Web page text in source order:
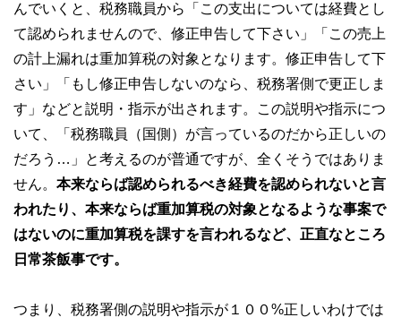
んでいくと、税務職員から「この支出については経費とし
て認められませんので、修正申告して下さい」「この売上
の計上漏れは重加算税の対象となります。修正申告して下
さい」「もし修正申告しないのなら、税務署側で更正しま
す」などと説明・指示が出されます。この説明や指示につ
いて、「税務職員（国側）が言っているのだから正しいの
だろう…」と考えるのが普通ですが、全くそうではありま
せん。 本来ならば認められるべき経費を認められないと言
われたり、本来ならば重加算税の対象となるような事案で
はないのに重加算税を課すを言われるなど、正直なところ
日常茶飯事です。
つまり、税務署側の説明や指示が１００%正しいわけでは